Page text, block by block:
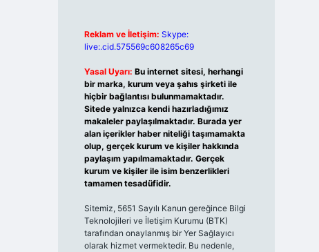
Reklam ve İletişim: Skype:
live:.cid.575569c608265c69
Yasal Uyarı: Bu internet sitesi, herhangi
bir marka, kurum veya şahıs şirketi ile
hiçbir bağlantısı bulunmamaktadır.
Sitede yalnızca kendi hazırladığımız
makaleler paylaşılmaktadır. Burada yer
alan içerikler haber niteliği taşımamakta
olup, gerçek kurum ve kişiler hakkında
paylaşım yapılmamaktadır. Gerçek
kurum ve kişiler ile isim benzerlikleri
tamamen tesadüfidir.
Sitemiz, 5651 Sayılı Kanun gereğince Bilgi
Teknolojileri ve İletişim Kurumu (BTK)
tarafından onaylanmış bir Yer Sağlayıcı
olarak hizmet vermektedir. Bu nedenle,